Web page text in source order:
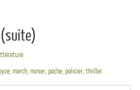
(suite)
, march, minier, poche, policier,thriller